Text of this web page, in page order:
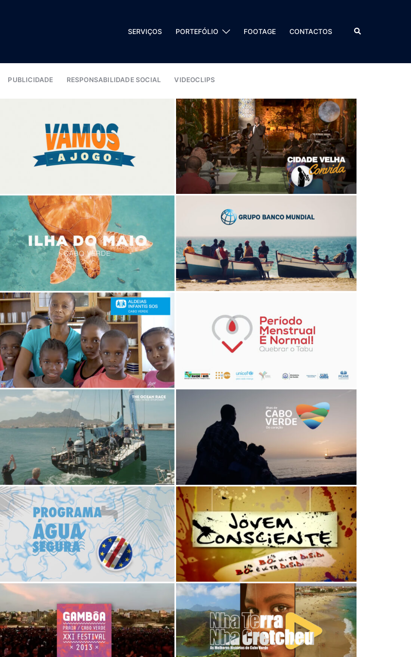
SERVIÇOS PORTEFÓLIO FOOTAGE CONTACTOS
PUBLICIDADE RESPONSABILIDADE SOCIAL VIDEOCLIPS